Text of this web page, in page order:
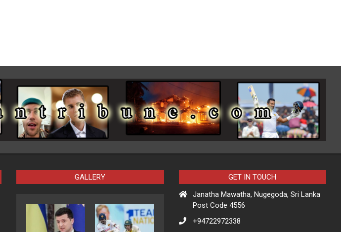
GALLERY
GET IN TOUCH
Janatha Mawatha, Nugegoda, Sri Lanka
Post Code 4556
+94722972338